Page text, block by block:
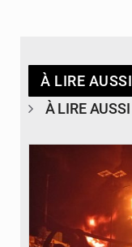
À LIRE AUSSI
À LIRE AUSSI